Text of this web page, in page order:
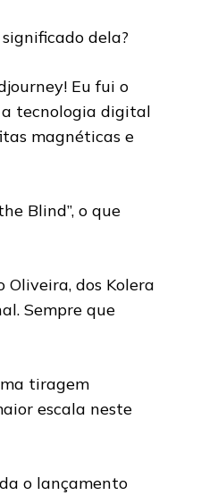
dela?
Eu fui o
a tecnologia digital
magnéticas e
Blind”, o que
Oliveira, dos Kolera
Sempre que
tiragem
escala neste
o lançamento